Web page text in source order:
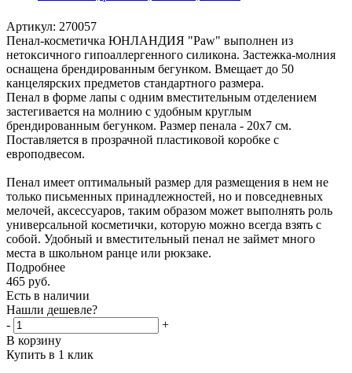
Артикул: 270057
Пенал-косметичка ЮНЛАНДИЯ "Paw" выполнен из
нетоксичного гипоаллергенного силикона. Застежка-молния
оснащена брендированным бегунком. Вмещает до 50
канцелярских предметов стандартного размера.
Пенал в форме лапы с одним вместительным отделением
застегивается на молнию с удобным круглым
брендированным бегунком. Размер пенала - 20х7 см.
Поставляется в прозрачной пластиковой коробке с
европодвесом.
Пенал имеет оптимальный размер для размещения в нем не
только письменных принадлежностей, но и повседневных
мелочей, аксессуаров, таким образом может выполнять роль
универсальной косметички, которую можно всегда взять с
собой. Удобный и вместительный пенал не займет много
места в школьном ранце или рюкзаке.
Подробнее
465 руб.
Есть в наличии
Нашли дешевле?
-
+
В корзину
Купить в 1 клик